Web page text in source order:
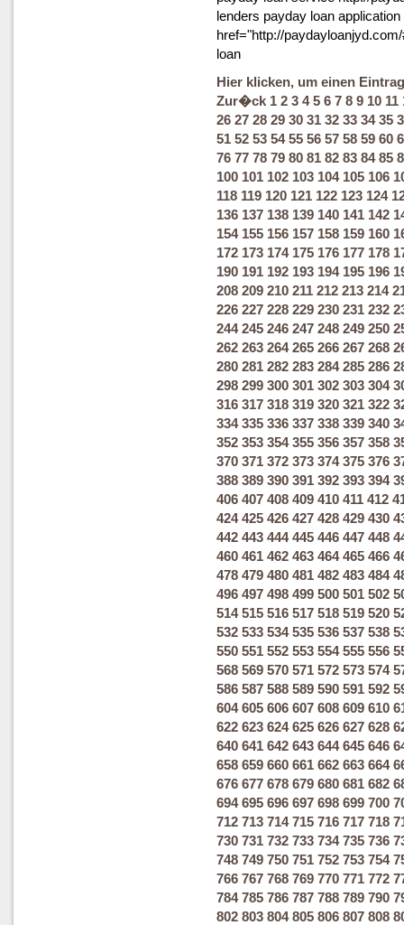
lenders payday loan application
href="http://
loan
Hier klicken, um einen
Zur�ck 1 2 3 4 5 6 7 8 9 10 11
26 27 28 29 30 31 32 33 34 35
51 52 53 54 55 56 57 58 59 60
76 77 78 79 80 81 82 83 84 85
100 101 102 103 104 105 106
118 119 120 121 122 123 124
136 137 138 139 140 141 142
154 155 156 157 158 159 160
172 173 174 175 176 177 178
190 191 192 193 194 195 196
208 209 210 211 212 213 214
226 227 228 229 230 231 232
244 245 246 247 248 249 250
262 263 264 265 266 267 268
280 281 282 283 284 285 286
298 299 300 301 302 303 304
316 317 318 319 320 321 322
334 335 336 337 338 339 340
352 353 354 355 356 357 358
370 371 372 373 374 375 376
388 389 390 391 392 393 394
406 407 408 409 410 411 412
424 425 426 427 428 429 430
442 443 444 445 446 447 448
460 461 462 463 464 465 466
478 479 480 481 482 483 484
496 497 498 499 500 501 502
514 515 516 517 518 519 520
532 533 534 535 536 537 538
550 551 552 553 554 555 556
568 569 570 571 572 573 574
586 587 588 589 590 591 592
604 605 606 607 608 609 610
622 623 624 625 626 627 628
640 641 642 643 644 645 646
658 659 660 661 662 663 664
676 677 678 679 680 681 682
694 695 696 697 698 699 700
712 713 714 715 716 717 718
730 731 732 733 734 735 736
748 749 750 751 752 753 754
766 767 768 769 770 771 772
784 785 786 787 788 789 790
802 803 804 805 806 807 808